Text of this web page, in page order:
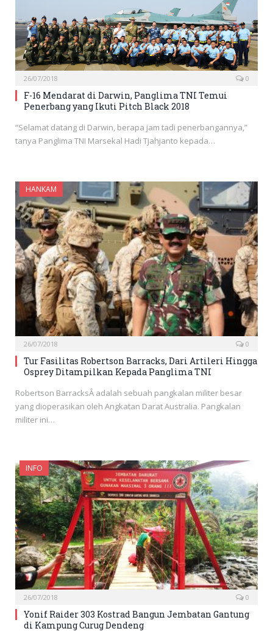
26/07/2018 0
F-16 Mendarat di Darwin, Panglima TNI Temui
Penerbang yang Ikuti Pitch Black 2018
“Selamat datang di Darwin, berapa jam tadi penerbangannya,”
tanya Panglima TNI Marsekal Hadi Tjahjanto kepada…
HANKAM
26/07/2018 0
Tur Fasilitas Robertson Barracks, Dari Artileri Hingga
Osprey Ditampilkan Kepada Panglima TNI
Robertson BarracksÂ adalah sebuah pangkalan militer besar
yang dioperasikan oleh Angkatan Darat Australia. Pangkalan
militer ini…
INFO
26/07/2018 0
Yonif Raider 303 Kostrad Bangun Jembatan Gantung
di Kampung Curug Dendeng